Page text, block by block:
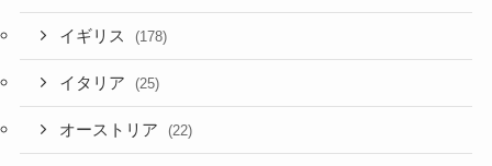
イギリス (178)
イタリア (25)
オーストリア (22)